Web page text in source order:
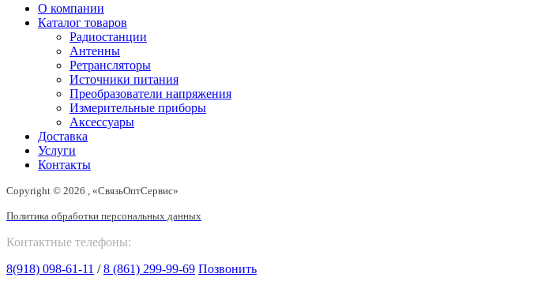
О компании
Каталог товаров
Радиостанции
Антенны
Ретрансляторы
Источники питания
Преобразователи напряжения
Измерительные приборы
Аксессуары
Доставка
Услуги
Контакты
Copyright © 2026 , «СвязьОптСервис»
Политика обработки персональных данных
Контактные телефоны:
8(918) 098-61-11 /8 (861) 299-99-69 Позвонить